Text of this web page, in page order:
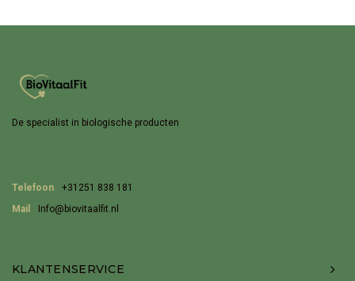
De specialist in biologische producten
Telefoon
+31251 838 181
Mail
Info@biovitaalfit.nl
KLANTENSERVICE